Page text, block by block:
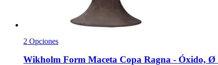
2 Opciones
Wikholm Form Maceta Copa Ragna -​ Óxido, Ø